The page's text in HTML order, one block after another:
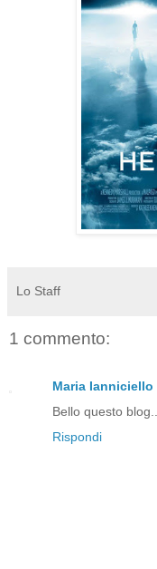
Lo Staff
1 commento:
Maria Ianniciello
Bello questo
Rispondi